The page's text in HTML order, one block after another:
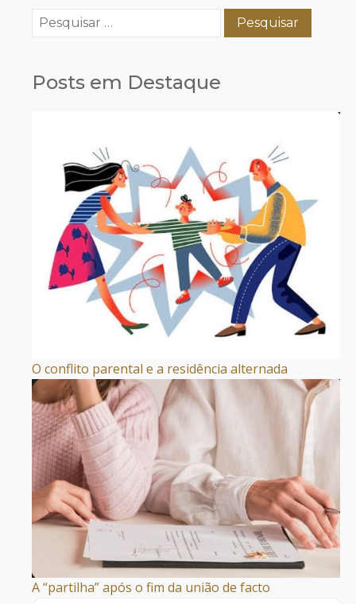
Pesquisar
por:
Posts em Destaque
O conflito parental e a residência alternada
A “partilha” após o fim da união de facto